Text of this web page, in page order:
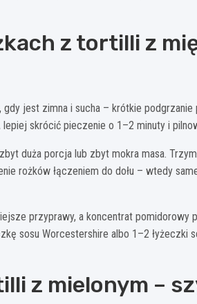
z tortilli z
jest zimna i sucha – krótkie
skrócić pieczenie o 1–2 minuty i
duża porcja lub zbyt mokra masa.
rożków łączeniem do dołu – wtedy
przyprawy, a koncentrat pomidorowy
sosu Worcestershire albo 1–2 łyżeczki
z mielonym –